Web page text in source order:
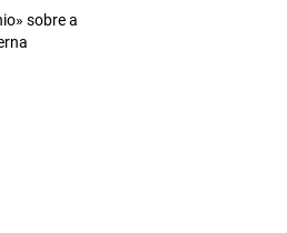
sobre a